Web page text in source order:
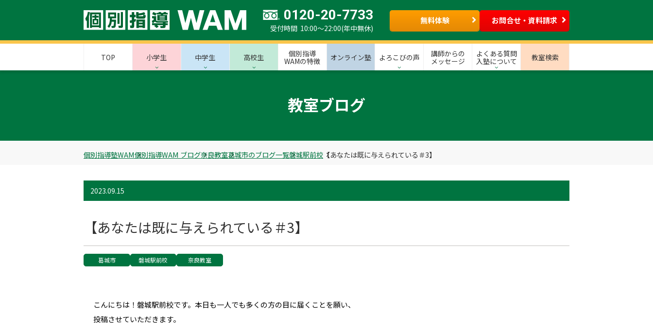
0120-20-7733
受付時間 10:00～22:00(年中無休)
無料体験 お問合せ・資料請求
TOP 小学生 中学生 高校生
個別指導
WAMの特徴
オンライン塾 よろこびの声
講師からの
メッセージ
よくある質問
入塾について
教室検索
教室ブログ
個別指導塾WAM個別指導WAM ブログ奈良教室葛城市のブログ一覧磐城駅前校 【あなたは既に与えられている＃3】
2023.09.15
【あなたは既に与えられている＃3】
葛城市 磐城駅前校 奈良教室
こんにちは！磐城駅前校です。本日も一人でも多くの方の目に届くことを願い、
投稿させていただきます。